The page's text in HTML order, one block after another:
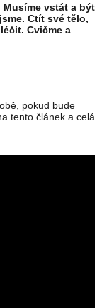
vstát a být
Ctít své tělo,
Cvičme a
pokud bude
tento článek a celá